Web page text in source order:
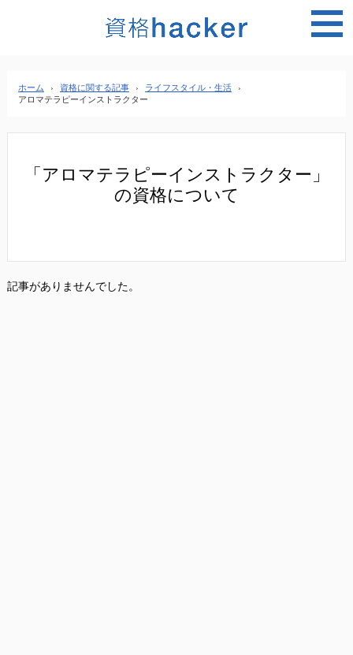
ホーム › 資格に関する記事 › ライフスタイル・生活
›
アロマテラピーインストラクター
「アロマテラピーインストラクター」
の資格について
記事がありませんでした。